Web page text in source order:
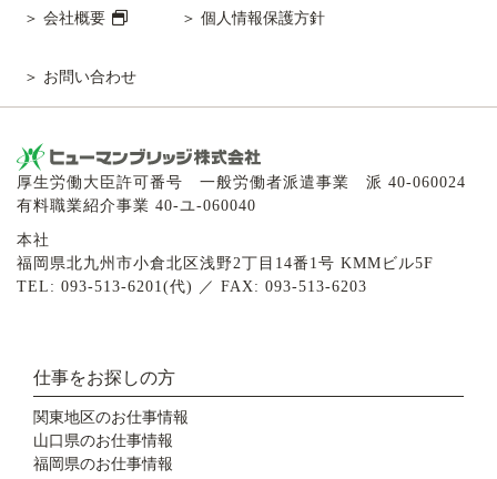
会社概要 個人情報保護方針
お問い合わせ
厚生労働大臣許可番号 一般労働者派遣事業 派 40-060024
有料職業紹介事業 40-ユ-060040
本社
福岡県北九州市小倉北区浅野2丁目14番1号 KMMビル5F
TEL: 093-513-6201(代) ／ FAX: 093-513-6203
仕事をお探しの方
関東地区のお仕事情報
山口県のお仕事情報
福岡県のお仕事情報